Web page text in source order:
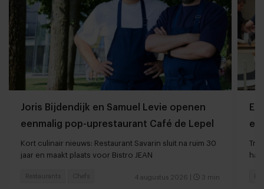
Joris Bijdendijk en Samuel Levie openen
eenmalig pop-uprestaurant Café de Lepel
Kort culinair nieuws: Restaurant Savarin sluit na ruim 30
jaar en maakt plaats voor Bistro JEAN
4 augustus 2026 3 min
Restaurants Chefs